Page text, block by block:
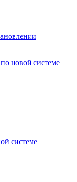
новой системе
системе